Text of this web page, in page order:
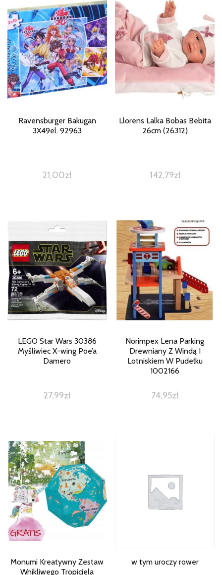
Ravensburger Bakugan
3X49el. 92963
21,00zł
Llorens Lalka Bobas Bebita
26cm (26312)
142,79zł
LEGO Star Wars 30386
Myśliwiec X-wing Poe’a
Damero
27,99zł
Norimpex Lena Parking
Drewniany Z Windą I
Lotniskiem W Pudełku
1002166
74,95zł
Monumi Kreatywny Zestaw
Wnikliwego Tropiciela
w tym uroczy rower